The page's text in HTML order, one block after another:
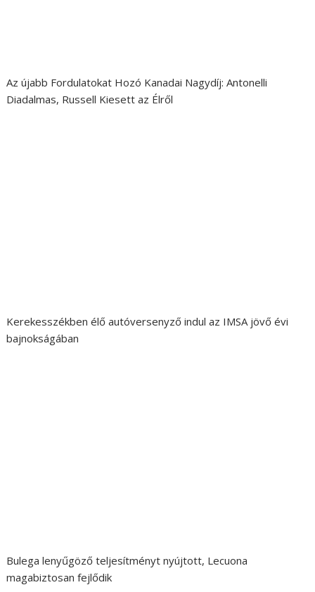
Az újabb Fordulatokat Hozó Kanadai Nagydíj: Antonelli
Diadalmas, Russell Kiesett az Élről
Kerekesszékben élő autóversenyző indul az IMSA jövő évi
bajnokságában
Bulega lenyűgöző teljesítményt nyújtott, Lecuona
magabiztosan fejlődik